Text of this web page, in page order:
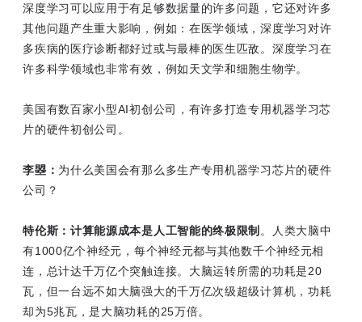
深度学习可以应用于有足够数据量的许多问题，它还对许多
其他问题产生重大影响，例如：在医学领域，深度学习对许
多疾病的医疗诊断都好过或与最棒的医生匹敌。深度学习在
许多科学领域也非常有效，例如天文学和细胞生物学。
美国有数百家小型AI初创公司，有许多打造专用机器学习芯
片的硬件初创公司。
李曌： 为什么美国会有那么多生产专用机器学习芯片的硬件
公司？
特伦斯： 计算能源成本是人工智能的终极限制 。人类大脑中
有1000亿个神经元，每个神经元都与其他数千个神经元相
连，总计达千万亿个突触连接。大脑运转所需的功耗是20
瓦，但一台远不如大脑强大的千万亿次级超级计算机，功耗
却为5兆瓦，是大脑功耗的25万倍。